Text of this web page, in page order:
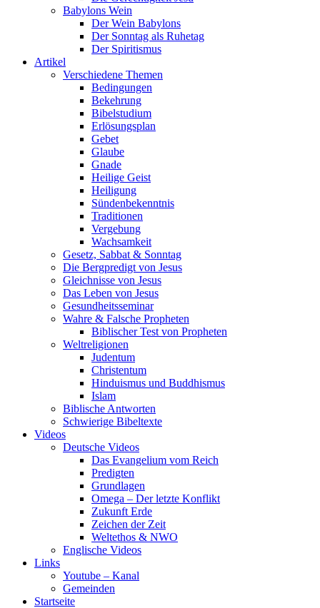
Babylons Wein
Der Wein Babylons
Der Sonntag als Ruhetag
Der Spiritismus
Artikel
Verschiedene Themen
Bedingungen
Bekehrung
Bibelstudium
Erlösungsplan
Gebet
Glaube
Gnade
Heilige Geist
Heiligung
Sündenbekenntnis
Traditionen
Vergebung
Wachsamkeit
Gesetz, Sabbat & Sonntag
Die Bergpredigt von Jesus
Gleichnisse von Jesus
Das Leben von Jesus
Gesundheitsseminar
Wahre & Falsche Propheten
Biblischer Test von Propheten
Weltreligionen
Judentum
Christentum
Hinduismus und Buddhismus
Islam
Biblische Antworten
Schwierige Bibeltexte
Videos
Deutsche Videos
Das Evangelium vom Reich
Predigten
Grundlagen
Omega – Der letzte Konflikt
Zukunft Erde
Zeichen der Zeit
Weltethos & NWO
Englische Videos
Links
Youtube – Kanal
Gemeinden
Startseite